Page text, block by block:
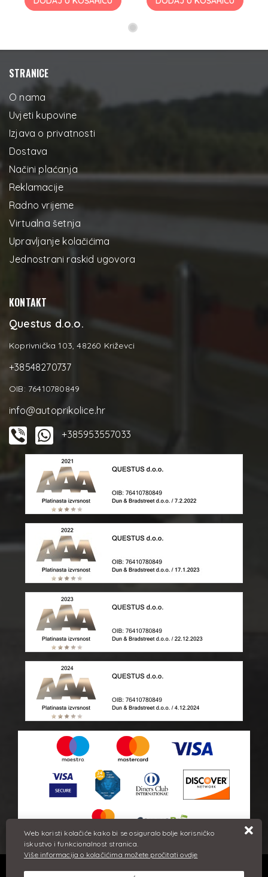
STRANICE
O nama
Uvjeti kupovine
Izjava o privatnosti
Dostava
Načini plaćanja
Reklamacije
Radno vrijeme
Virtualna šetnja
Upravljanje kolačićima
Jednostrani raskid ugovora
KONTAKT
Questus d.o.o.
Koprivnička 103, 48260 Križevci
+38548270737
OIB: 76410780849
info@autoprikolice.hr
+385953557033
Web koristi kolačiće kako bi se osiguralo bolje korisničko
iskustvo i funkcionalnost stranica.
Više informacija o kolačićima možete pročitati ovdje